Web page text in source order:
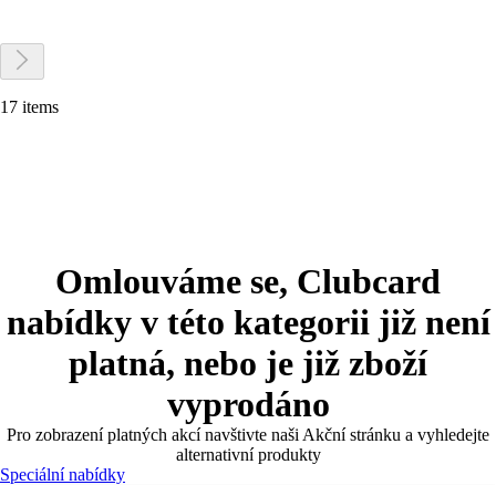
17 items
Omlouváme se, Clubcard
nabídky v této kategorii již není
platná, nebo je již zboží
vyprodáno
Pro zobrazení platných akcí navštivte naši Akční stránku a vyhledejte
alternativní produkty
Speciální nabídky